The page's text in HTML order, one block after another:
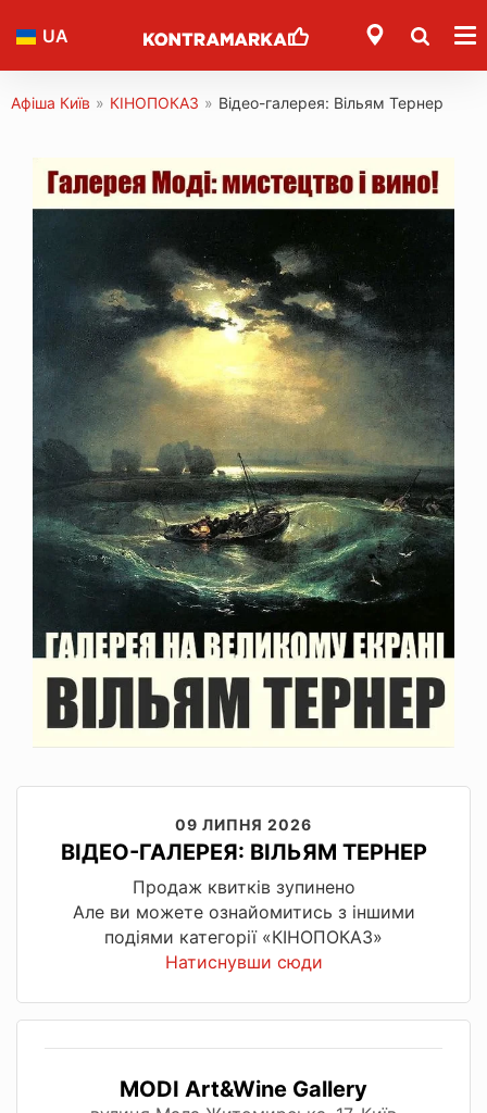
UA
Афіша Київ » КІНОПОКАЗ » Відео-галерея: Вільям Тернер
09 ЛИПНЯ 2026
ВІДЕО-ГАЛЕРЕЯ: ВІЛЬЯМ ТЕРНЕР
Продаж квитків зупинено
Але ви можете ознайомитись з іншими
подіями категорії «КІНОПОКАЗ»
Натиснувши сюди
MODI Art&Wine Gallery